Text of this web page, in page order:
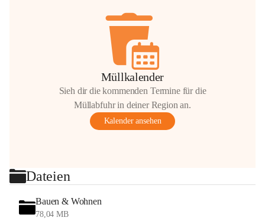
Müllkalender
Sieh dir die kommenden Termine für die
Müllabfuhr in deiner Region an.
Kalender ansehen
Dateien
Bauen & Wohnen
78,04 MB